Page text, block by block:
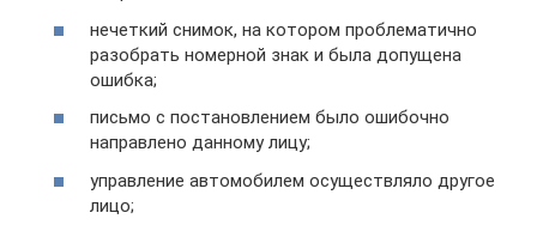
нечеткий снимок, на котором проблематично
разобрать номерной знак и была допущена
ошибка;
письмо с постановлением было ошибочно
направлено данному лицу;
управление автомобилем осуществляло другое
лицо;